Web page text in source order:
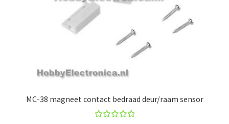
MC-38 magneet contact bedraad deur/raam sensor